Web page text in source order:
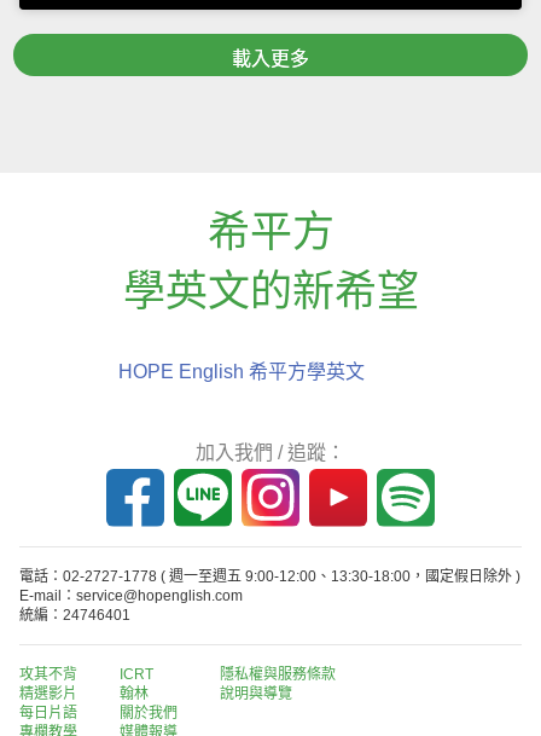
載入更多
希平方
學英文的新希望
HOPE English 希平方學英文
加入我們 / 追蹤：
電話：02-2727-1778 ( 週一至週五 9:00-12:00、13:30-18:00，國定假日除外 )
E-mail：service@hopenglish.com
統編：24746401
攻其不背
精選影片
每日片語
專欄教學
ICRT
翰林
關於我們
媒體報導
隱私權與服務條款
說明與導覽